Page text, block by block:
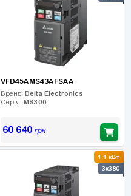
VFD45AMS43AFSAA
Бренд: Delta Electronics
Серія: MS300
60 640грн
1.1 кВт
3x380